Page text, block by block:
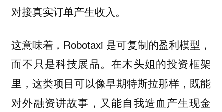
对接真实订单产生收入。
这意味着，Robotaxi 是可复制的盈利模型，
而不只是科技展品。在木头姐的投资框架
里，这类项目可以像早期特斯拉那样，既能
对外融资讲故事，又能自我造血产生现金